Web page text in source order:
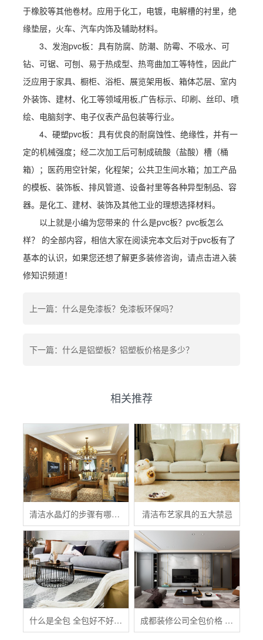
于橡胶等其他卷材。应用于化工，电镀，电解槽的衬里，绝
缘垫层，火车、汽车内饰及辅助材料。
3、发泡pvc板：具有防腐、防潮、防霉、不吸水、可
钻、可锯、可刨、易于热成型、热弯曲加工等特性，因此广
泛应用于家具、橱柜、浴柜、展览架用板、箱体芯层、室内
外装饰、建材、化工等领域用板,广告标示、印刷、丝印、喷
绘、电脑刻字、电子仪表产品包装等行业。
4、硬塑pvc板：具有优良的耐腐蚀性、绝缘性，并有一
定的机械强度；经二次加工后可制成硫酸（盐酸）槽（桶
箱）；医药用空针架，化程架；公共卫生间水箱；加工产品
的模板、装饰板、排风管道、设备衬里等各种异型制品、容
器。是化工、建材、装饰及其他工业的理想选择材料。
以上就是小编为您带来的 什么是pvc板？pvc板怎么
样？ 的全部内容，相信大家在阅读完本文后对于pvc板有了
基本的认识，如果您还想了解更多装修咨询，请点击进入装
修知识频道！
上一篇：什么是免漆板？免漆板环保吗？
下一篇：什么是铝塑板？铝塑板价格是多少？
相关推荐
清洁水晶灯的步骤有哪些？ 清洁布艺家具的五大禁忌
什么是全包 全包好不好 全包装修注意事项有哪些 成都装修公司全包价格 成都全包装修多少钱一平